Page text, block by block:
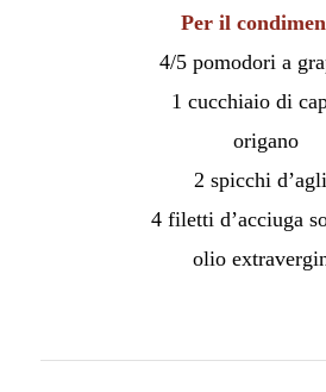
Per il
4/5 pomodori a
1 cucchiaio di
origano
2 spicchi
4 filetti d’acciuga
olio